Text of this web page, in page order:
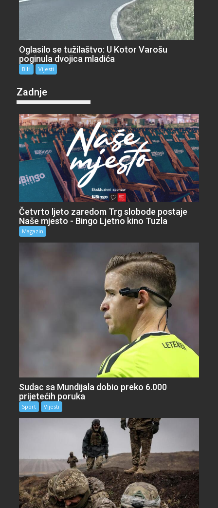
Oglasilo se tužilaštvo: U Kotor Varošu
poginula dvojica mladića
BiH Vijesti
Zadnje
Četvrto ljeto zaredom Trg slobode postaje
Naše mjesto - Bingo Ljetno kino Tuzla
Magazin
Sudac sa Mundijala dobio preko 6.000
prijetećih poruka
Sport Vijesti